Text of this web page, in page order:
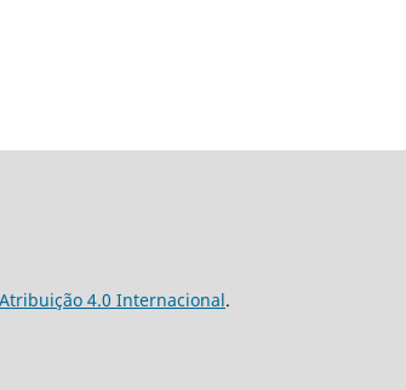
4.0 Internacional.